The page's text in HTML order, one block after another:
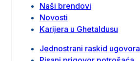
Naši brendovi
Novosti
Karijera u Ghetaldusu
Jednostrani raskid ugovora